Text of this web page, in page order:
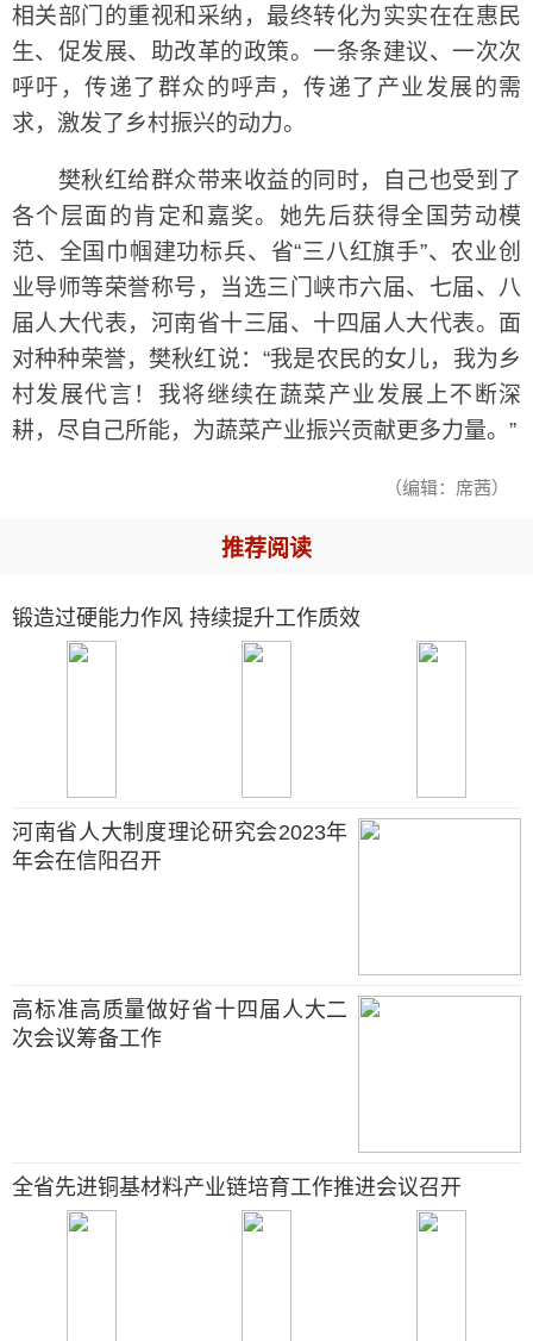
相关部门的重视和采纳，最终转化为实实在在惠民
生、促发展、助改革的政策。一条条建议、一次次
呼吁，传递了群众的呼声，传递了产业发展的需
求，激发了乡村振兴的动力。
樊秋红给群众带来收益的同时，自己也受到了
各个层面的肯定和嘉奖。她先后获得全国劳动模
范、全国巾帼建功标兵、省“三八红旗手”、农业创
业导师等荣誉称号，当选三门峡市六届、七届、八
届人大代表，河南省十三届、十四届人大代表。面
对种种荣誉，樊秋红说：“我是农民的女儿，我为乡
村发展代言！我将继续在蔬菜产业发展上不断深
耕，尽自己所能，为蔬菜产业振兴贡献更多力量。”
（编辑：席茜）
推荐阅读
锻造过硬能力作风 持续提升工作质效
河南省人大制度理论研究会2023年
年会在信阳召开
高标准高质量做好省十四届人大二
次会议筹备工作
全省先进铜基材料产业链培育工作推进会议召开